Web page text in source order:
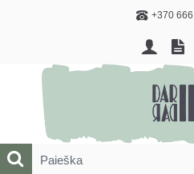
+370